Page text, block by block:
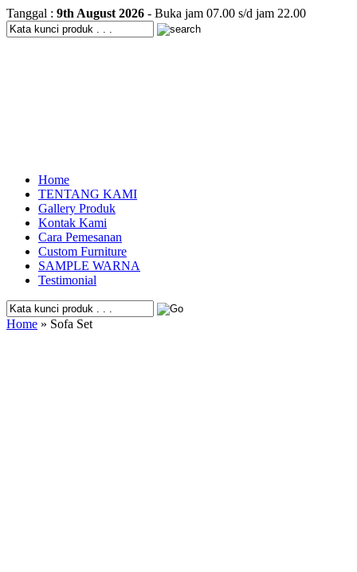
Tanggal : 9th August 2026 - Buka jam 07.00 s/d jam 22.00
Home
TENTANG KAMI
Gallery Produk
Kontak Kami
Cara Pemesanan
Custom Furniture
SAMPLE WARNA
Testimonial
Home » Sofa Set